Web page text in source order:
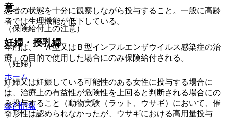
意
（保険給付上の注意）
本剤は、「Ａ型又はＢ型インフルエンザウイルス感染症の治
療」の目的で使用した場合にのみ保険給付される。
ホーム
薬剤情報
患者の状態を十分に観察しながら投与すること。一般に高齢
者では生理機能が低下している。
妊婦・授乳婦
（妊婦）
妊婦又は妊娠している可能性のある女性に投与する場合に
は、治療上の有益性が危険性を上回ると判断される場合にの
み投与すること（動物実験（ラット、ウサギ）において、催
奇形性は認められなかったが、ウサギにおける高用量投与